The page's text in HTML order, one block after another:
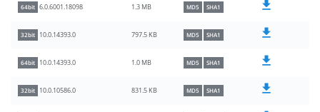
64bit 6.0.6001.18098 1.3 MB MD5 SHA1
32bit 10.0.14393.0 797.5 KB MD5 SHA1
64bit 10.0.14393.0 1.0 MB MD5 SHA1
32bit 10.0.10586.0 831.5 KB MD5 SHA1